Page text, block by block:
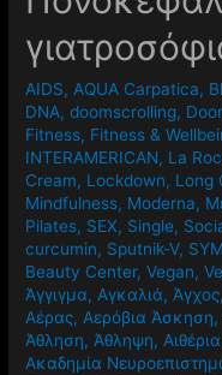
AIDS,AQUA Carpatica,
DNA,doomscrolling,
Fitness, Fitness &
INTERAMERICAN, La
Cream, Lockdown, Long
Mindfulness, Moderna,
Pilates, SEX, Single,
curcumin, Sputnik-V,
Beauty Center,Vegan,
Άγγιγμα,Αγκαλιά,Άγχος
Αέρας,Αερόβια Άσκηση
Άθληση,Άθληψη,
Ακαδημία